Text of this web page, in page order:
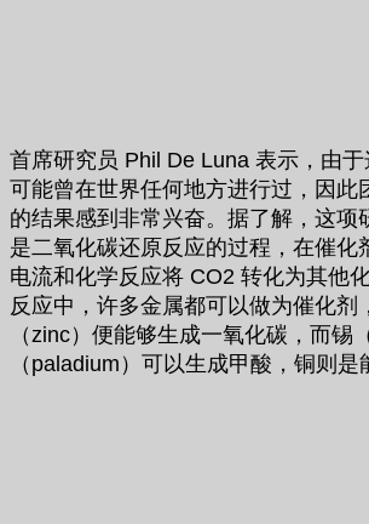
首席研究员 Phil De Luna 表示，由
可能曾在世界任何地方进行过，因此
的结果感到非常兴奋。据了解，这项
是二氧化碳还原反应的过程，在催化
电流和化学反应将 CO2 转化为其他
反应中，许多金属都可以做为催化剂
（zinc）便能够生成一氧化碳，而锡
（paladium）可以生成甲酸，铜则是